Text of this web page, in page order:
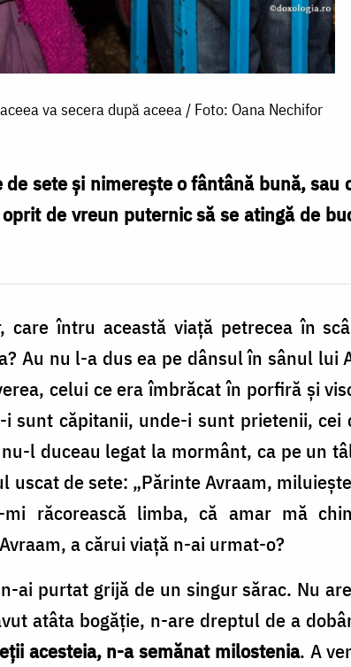
va secera după aceea / Foto: Oana Nechifor
sete și nimerește o fântână bună, sau
de vreun puternic să se atingă de
întru această viață petrecea în
Au nu l-a dus ea pe dânsul în sânul lui
celui ce era îmbrăcat în porfiră și
sunt căpitanii, unde-i sunt prietenii, cei
l duceau legat la mormânt, ca pe un
de sete: „Părinte Avraam,
răcorească limba, că amar mă
a cărui viață n-ai urmat-o?
ai purtat grijă de un singur sărac. Nu
atâta bogăție, n-are dreptul de a
acesteia, n-a semănat milostenia. A